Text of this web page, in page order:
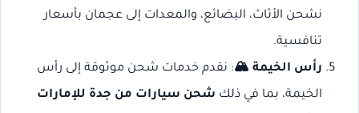
نشحن الأثاث، البضائع، والمعدات إلى عجمان بأسعار
تنافسية.
رأس الخيمة 🏔️: نقدم خدمات شحن موثوقة إلى رأس
الخيمة، بما في ذلك شحن سيارات من جدة للإمارات